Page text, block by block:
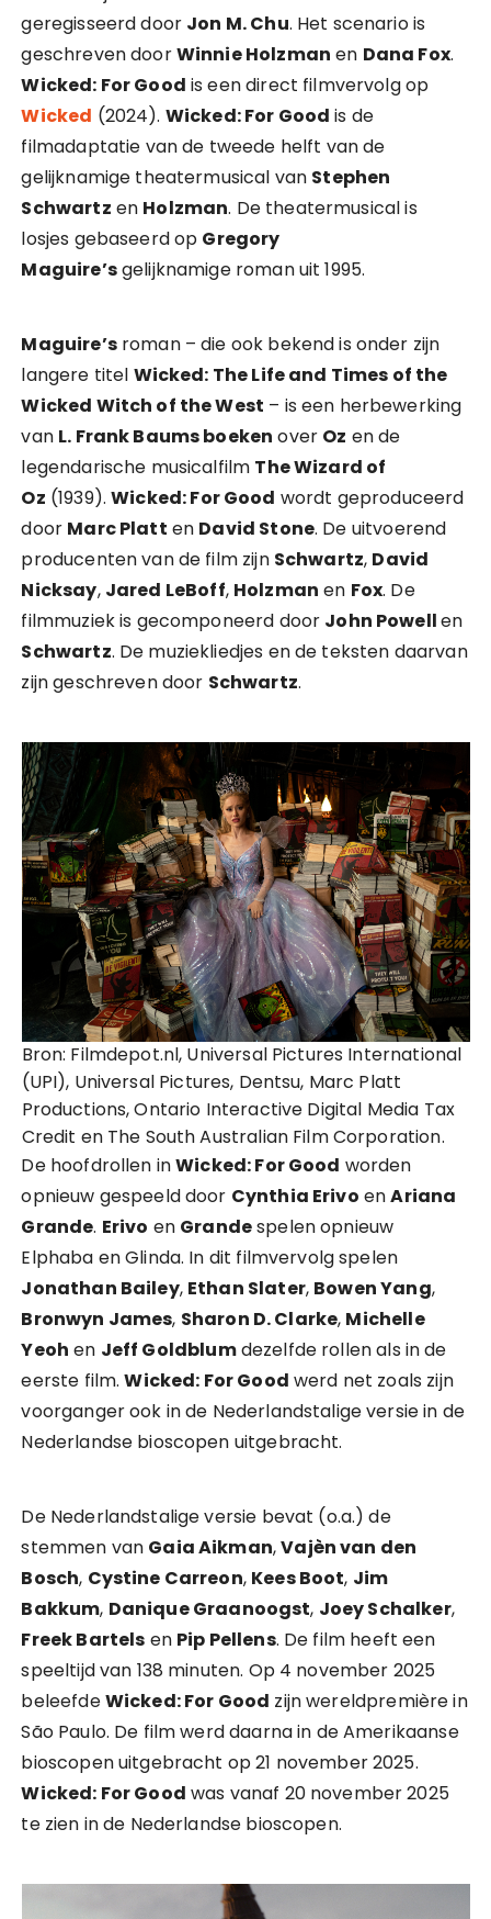
geregisseerd door Jon M. Chu. Het scenario is
geschreven doorWinnie Holzman en Dana Fox.
Wicked: For Good is een direct filmvervolg op
Wicked (2024). Wicked: For Good is de
filmadaptatie van de tweede helft van de
gelijknamige theatermusical van Stephen
Schwartz en Holzman. De theatermusical is
losjes gebaseerd op Gregory
Maguire’sgelijknamige roman uit 1995.
Maguire’sroman – die ook bekend is onder zijn
langere titel Wicked: The Life and Times of the
Wicked Witch of the West – is een herbewerking
van L. Frank Baums boeken over Oz en de
legendarische musicalfilm The Wizard of
Oz (1939).Wicked: For Good wordt geproduceerd
door Marc Platt en David Stone. De uitvoerend
producenten van de film zijn Schwartz, David
Nicksay, Jared LeBoff, Holzman en Fox. De
filmmuziek is gecomponeerd door John Powellen
Schwartz. De muziekliedjes en de teksten daarvan
zijn geschreven door Schwartz.
Bron: Filmdepot.nl, Universal Pictures International
(UPI), Universal Pictures, Dentsu, Marc Platt
Productions, Ontario Interactive Digital Media Tax
Credit en The South Australian Film Corporation.
De hoofdrollen inWicked: For Good worden
opnieuw gespeeld door Cynthia Erivo enAriana
Grande. Erivo en Grandespelen opnieuw
Elphaba en Glinda. In dit filmvervolg spelen
Jonathan Bailey, Ethan Slater, Bowen Yang,
Bronwyn James, Sharon D. Clarke, Michelle
Yeoh en Jeff Goldblumdezelfde rollen als in de
eerste film.Wicked: For Good werd net zoals zijn
voorganger ook in de Nederlandstalige versie in de
Nederlandse bioscopen uitgebracht.
De Nederlandstalige versie bevat (o.a.) de
stemmen van Gaia Aikman,Vajèn van den
Bosch, Cystine Carreon, Kees Boot, Jim
Bakkum, Danique Graanoogst, Joey Schalker,
Freek Bartels en Pip Pellens. De film heeft een
speeltijd van 138 minuten. Op 4 november 2025
beleefdeWicked: For Good zijn wereldpremière in
São Paulo. De film werd daarna in de Amerikaanse
bioscopen uitgebracht op 21 november 2025.
Wicked: For Good was vanaf 20 november 2025
te zien in de Nederlandse bioscopen.